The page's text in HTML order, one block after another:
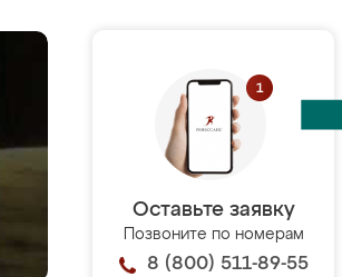
Оставьте заявку
Позвоните по номерам
8 (800) 511-89-55